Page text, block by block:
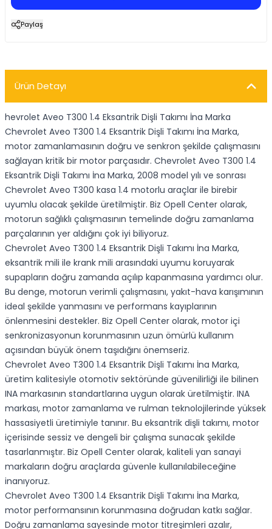
Paylaş
Ürün Detayı
hevrolet Aveo T300 1.4 Eksantrik Dişli Takımı İna Marka
Chevrolet Aveo T300 1.4 Eksantrik Dişli Takımı İna Marka,
motor zamanlamasının doğru ve senkron şekilde çalışmasını
sağlayan kritik bir motor parçasıdır. Chevrolet Aveo T300 1.4
Eksantrik Dişli Takımı İna Marka, 2008 model yılı ve sonrası
Chevrolet Aveo T300 kasa 1.4 motorlu araçlar ile birebir
uyumlu olacak şekilde üretilmiştir. Biz Opell Center olarak,
motorun sağlıklı çalışmasının temelinde doğru zamanlama
parçalarının yer aldığını çok iyi biliyoruz.
Chevrolet Aveo T300 1.4 Eksantrik Dişli Takımı İna Marka,
eksantrik mili ile krank mili arasındaki uyumu koruyarak
supapların doğru zamanda açılıp kapanmasına yardımcı olur.
Bu denge, motorun verimli çalışmasını, yakıt-hava karışımının
ideal şekilde yanmasını ve performans kayıplarının
önlenmesini destekler. Biz Opell Center olarak, motor içi
senkronizasyonun korunmasının uzun ömürlü kullanım
açısından büyük önem taşıdığını önemseriz.
Chevrolet Aveo T300 1.4 Eksantrik Dişli Takımı İna Marka,
üretim kalitesiyle otomotiv sektöründe güvenilirliği ile bilinen
INA markasının standartlarına uygun olarak üretilmiştir. INA
markası, motor zamanlama ve rulman teknolojilerinde yüksek
hassasiyetli üretimiyle tanınır. Bu eksantrik dişli takımı, motor
içerisinde sessiz ve dengeli bir çalışma sunacak şekilde
tasarlanmıştır. Biz Opell Center olarak, kaliteli yan sanayi
markaların doğru araçlarda güvenle kullanılabileceğine
inanıyoruz.
Chevrolet Aveo T300 1.4 Eksantrik Dişli Takımı İna Marka,
motor performansının korunmasına doğrudan katkı sağlar.
Doğru zamanlama sayesinde motor titreşimleri azalır,